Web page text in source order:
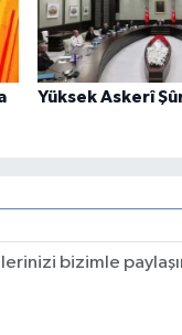
Yüksek Askerî